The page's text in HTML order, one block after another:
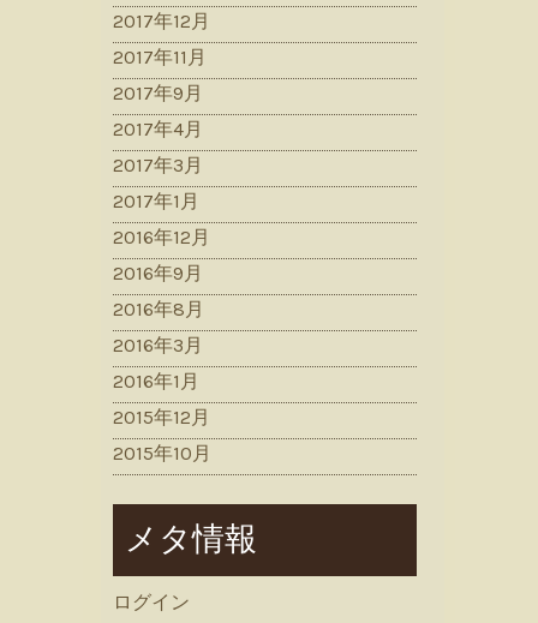
2017年12月
2017年11月
2017年9月
2017年4月
2017年3月
2017年1月
2016年12月
2016年9月
2016年8月
2016年3月
2016年1月
2015年12月
2015年10月
メタ情報
ログイン